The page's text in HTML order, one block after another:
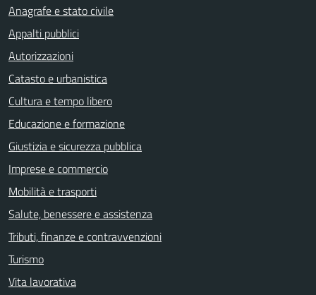
Anagrafe e stato civile
Appalti pubblici
Autorizzazioni
Catasto e urbanistica
Cultura e tempo libero
Educazione e formazione
Giustizia e sicurezza pubblica
Imprese e commercio
Mobilità e trasporti
Salute, benessere e assistenza
Tributi, finanze e contravvenzioni
Turismo
Vita lavorativa